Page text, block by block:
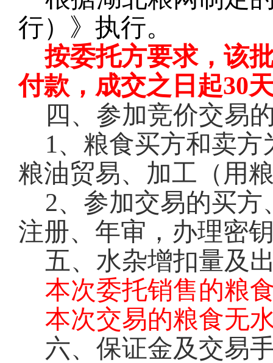
行）》执行。
按委托方要求，该
付款，成交之日起30
四、参加竞价交易
1、粮食买方和卖
粮油贸易、加工（用
2、参加交易的买
注册、年审，办理密
五、水杂增扣量及
本次委托销售的粮
本次交易的粮食无
六、保证金及交易